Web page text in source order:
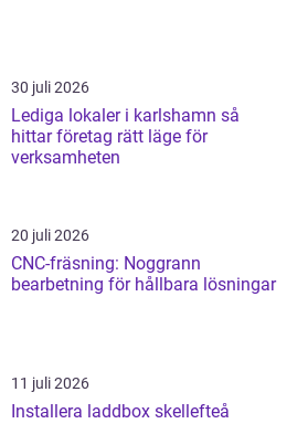
30 juli 2026
Lediga lokaler i karlshamn så
hittar företag rätt läge för
verksamheten
20 juli 2026
CNC-fräsning: Noggrann
bearbetning för hållbara lösningar
11 juli 2026
Installera laddbox skellefteå